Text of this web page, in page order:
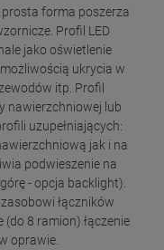
forma poszerza
Profil LED
jako oświetlenie
ukrycia w
itp. Profil
nawierzchniowej lub
uzupełniających:
jak i na
podwieszenie na
- opcja backlight).
łączników
8 ramion) łączenie
oprawie.